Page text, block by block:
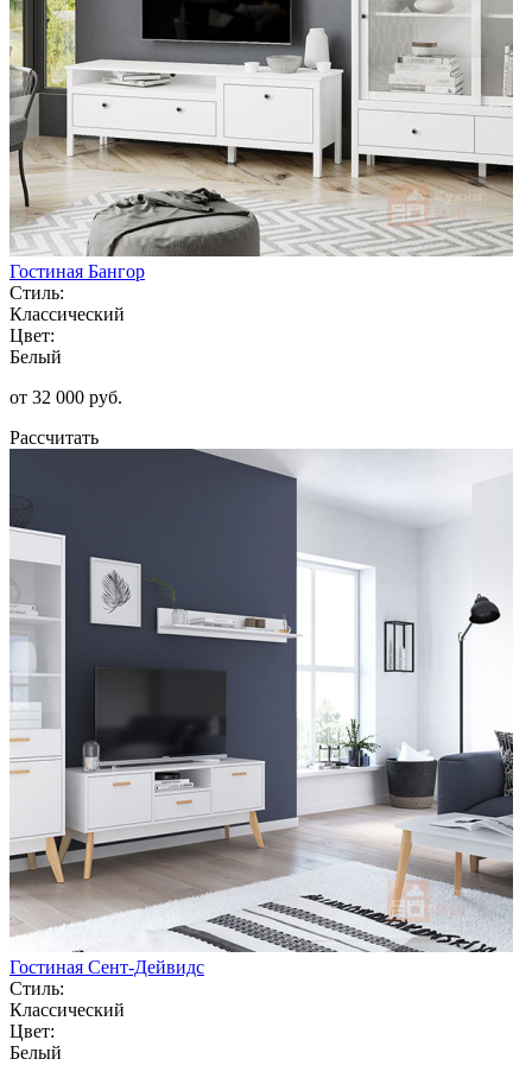
Гостиная Бангор
Стиль:
Классический
Цвет:
Белый
от 32 000 руб.
Рассчитать
Гостиная Сент-Дейвидс
Стиль:
Классический
Цвет:
Белый